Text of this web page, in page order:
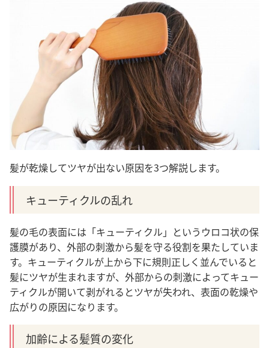
髪が乾燥してツヤが出ない原因を3つ解説します。
キューティクルの乱れ
髪の毛の表面には「キューティクル」というウロコ状の保
護膜があり、外部の刺激から髪を守る役割を果たしていま
す。キューティクルが上から下に規則正しく並んでいると
髪にツヤが生まれますが、外部からの刺激によってキュー
ティクルが開いて剥がれるとツヤが失われ、表面の乾燥や
広がりの原因になります。
加齢による髪質の変化